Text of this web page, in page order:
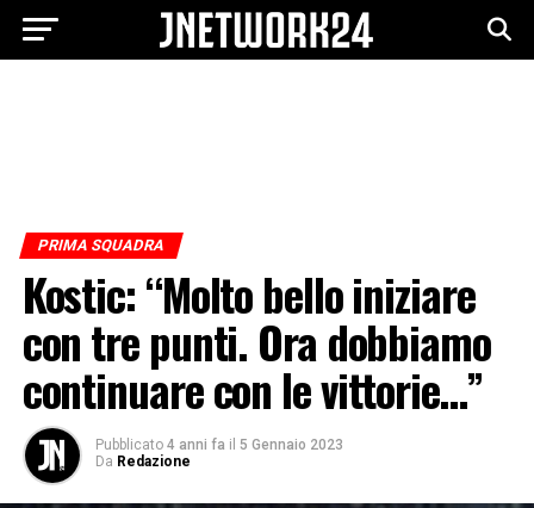
PRIMA SQUADRA
Kostic: “Molto bello iniziare
con tre punti. Ora dobbiamo
continuare con le vittorie…”
Pubblicato 4 anni fa il 5 Gennaio 2023
Da Redazione